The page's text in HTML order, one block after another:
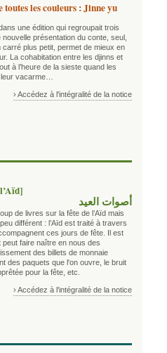
toutes les couleurs : Jinne yu
une édition qui regroupait trois
nouvelle présentation du conte, seul,
carré plus petit, permet de mieux en
La cohabitation entre les djinns et
à l’heure de la sieste quand les
leur vacarme…
› Accédez à l'intégralité de la notice
أصوات العيد
de livres sur la fête de l’Aïd mais
différent : l’Aïd est traité à travers
ces jours de fête. Il est
peut faire naître en nous des
des billets de monnaie
des paquets que l'on ouvre, le bruit
pour la fête, etc.
› Accédez à l'intégralité de la notice